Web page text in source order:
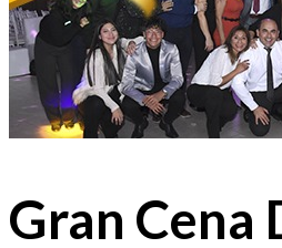
Gran Cena